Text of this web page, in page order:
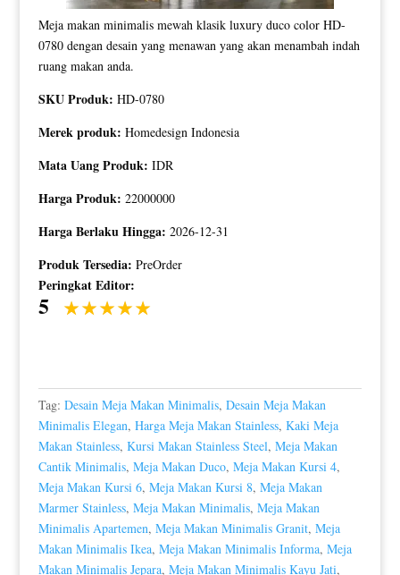
Meja makan minimalis mewah klasik luxury duco color HD-
0780 dengan desain yang menawan yang akan menambah indah
ruang makan anda.
SKU Produk: HD-0780
Merek produk: Homedesign Indonesia
Mata Uang Produk: IDR
Harga Produk: 22000000
Harga Berlaku Hingga: 2026-12-31
Produk Tersedia: PreOrder
Peringkat Editor:
5
Tag: Desain Meja Makan Minimalis, Desain Meja Makan
Minimalis Elegan, Harga Meja Makan Stainless, Kaki Meja
Makan Stainless, Kursi Makan Stainless Steel, Meja Makan
Cantik Minimalis, Meja Makan Duco, Meja Makan Kursi 4,
Meja Makan Kursi 6, Meja Makan Kursi 8, Meja Makan
Marmer Stainless, Meja Makan Minimalis, Meja Makan
Minimalis Apartemen, Meja Makan Minimalis Granit, Meja
Makan Minimalis Ikea, Meja Makan Minimalis Informa, Meja
Makan Minimalis Jepara, Meja Makan Minimalis Kayu Jati,